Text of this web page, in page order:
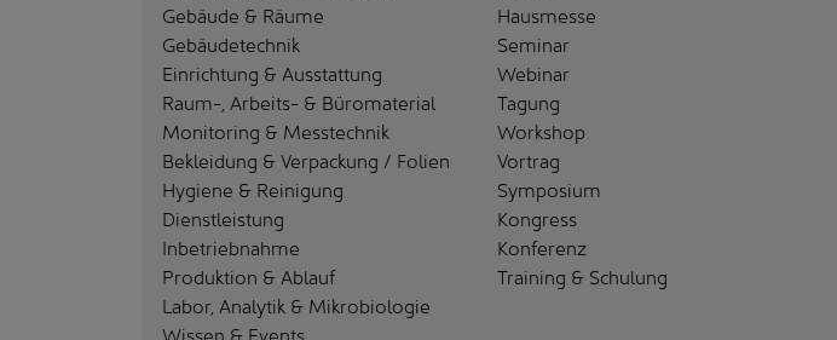
Gebäude & Räume
Gebäudetechnik
Einrichtung & Ausstattung
Raum-, Arbeits- & Büromaterial
Monitoring & Messtechnik
Bekleidung & Verpackung / Folien
Hygiene & Reinigung
Dienstleistung
Inbetriebnahme
Produktion & Ablauf
Labor, Analytik & Mikrobiologie
Wissen & Events
Hausmesse
Seminar
Webinar
Tagung
Workshop
Vortrag
Symposium
Kongress
Konferenz
Training & Schulung